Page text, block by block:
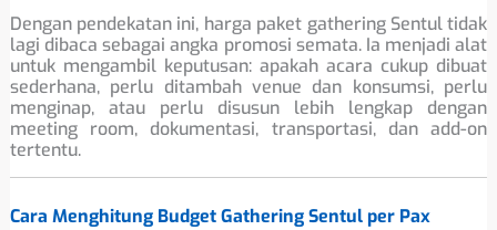
Dengan pendekatan ini, harga paket gathering Sentul tidak
lagi dibaca sebagai angka promosi semata. Ia menjadi alat
untuk mengambil keputusan: apakah acara cukup dibuat
sederhana, perlu ditambah venue dan konsumsi, perlu
menginap, atau perlu disusun lebih lengkap dengan
meeting room, dokumentasi, transportasi, dan add-on
tertentu.
Cara Menghitung Budget Gathering Sentul per Pax